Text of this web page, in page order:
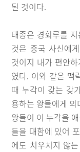
된 것이다.
태종은 경회루를
것은 중국 사신에
것이지 내가 편안
였다. 이와 같은 맥
때 누각이 갖는 갖
용하는 왕들에게
왕들이 이 누각을
들을 대함에 있어
에도 치우치지 않